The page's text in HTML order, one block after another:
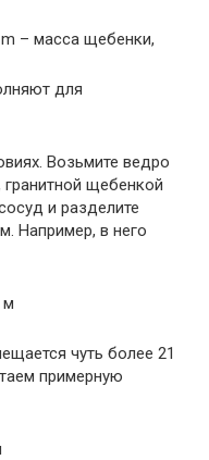
m – масса щебенки,
для
Возьмите ведро
гранитной щебенкой
и разделите
Например, в него
м
чуть более 21
примерную